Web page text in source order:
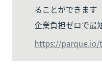
ることができます
企業負担ゼロで最
https://parque.io/